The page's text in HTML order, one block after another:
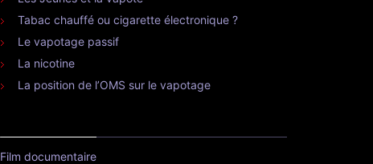
Tabac chauffé ou cigarette électronique ?
Le vapotage passif
La nicotine
La position de l’OMS sur le vapotage
Film documentaire